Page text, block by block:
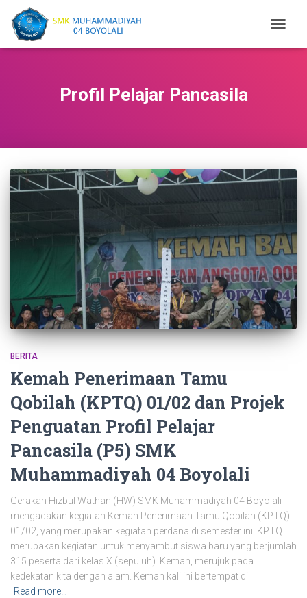
Profil Pelajar Pancasila
BERITA
Kemah Penerimaan Tamu
Qobilah (KPTQ) 01/02 dan Projek
Penguatan Profil Pelajar
Pancasila (P5) SMK
Muhammadiyah 04 Boyolali
Gerakan Hizbul Wathan (HW) SMK Muhammadiyah 04 Boyolali
mengadakan kegiatan Kemah Penerimaan Tamu Qobilah (KPTQ)
01/02, yang merupakan kegiatan perdana di semester ini. KPTQ
merupakan kegiatan untuk menyambut siswa baru yang berjumlah
315 peserta dari kelas X (sepuluh). Kemah, merujuk pada
kedekatan kita dengan alam. Kemah kali ini bertempat di
Read more…